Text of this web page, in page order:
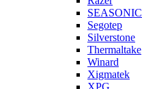
SEASONIC
Segotep
Silverstone
Thermaltake
Winard
Xigmatek